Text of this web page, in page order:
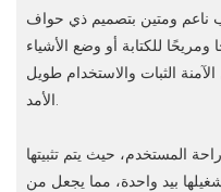
ومتين بتصميم ذي حواف
للكتابة أو وضع الأشياء
الثبات والاستخدام طويل
الأمد.
المستخدم، حيث يتم تثبيتها
بيد واحدة، مما يجعل من